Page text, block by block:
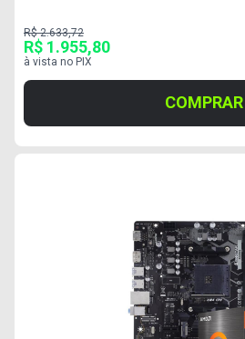
R$ 2.633,72
R$ 1.955,80
à vista no PIX
COMPRAR